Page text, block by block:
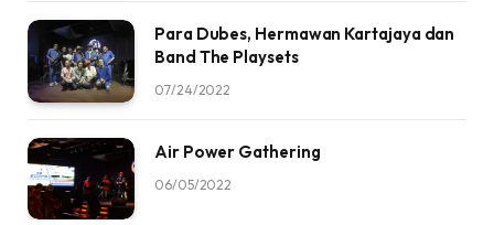
Para Dubes, Hermawan Kartajaya dan
Band The Playsets
07/24/2022
Air Power Gathering
06/05/2022